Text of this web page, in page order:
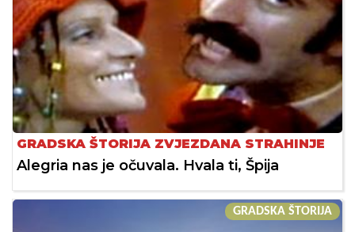
GRADSKA ŠTORIJA ZVJEZDANA STRAHINJE
Alegria nas je očuvala. Hvala ti, Špija
GRADSKA ŠTORIJA